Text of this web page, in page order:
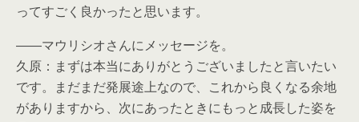
ってすごく良かったと思います。
――マウリシオさんにメッセージを。
久原：まずは本当にありがとうございましたと言いたい
です。まだまだ発展途上なので、これから良くなる余地
がありますから、次にあったときにもっと成長した姿を